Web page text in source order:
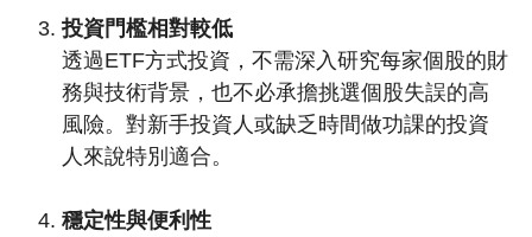
投資門檻相對較低
透過ETF方式投資，不需深入研究每家個股的財
務與技術背景，也不必承擔挑選個股失誤的高
風險。對新手投資人或缺乏時間做功課的投資
人來說特別適合。
穩定性與便利性